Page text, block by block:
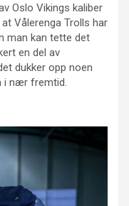
Oslo Vikings kaliber
Vålerenga Trolls har
man kan tette det
en del av
dukker opp noen
i nær fremtid.